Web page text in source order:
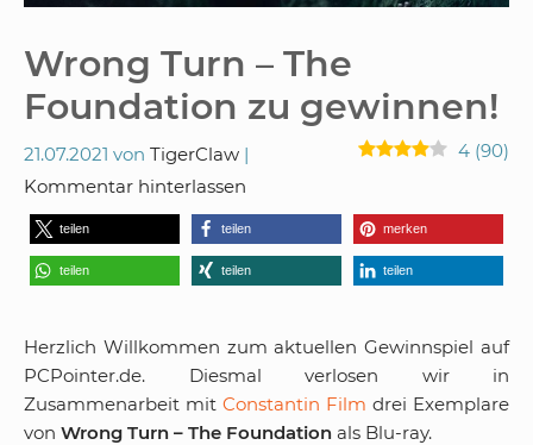
Wrong Turn – The
Foundation zu gewinnen!
21.07.2021 von TigerClaw 4 (90)
Kommentar hinterlassen
teilen teilen merken
teilen teilen teilen
Herzlich Willkommen zum aktuellen Gewinnspiel auf
PCPointer.de. Diesmal verlosen wir in
Zusammenarbeit mit Constantin Film drei Exemplare
von Wrong Turn – The Foundation als Blu-ray.